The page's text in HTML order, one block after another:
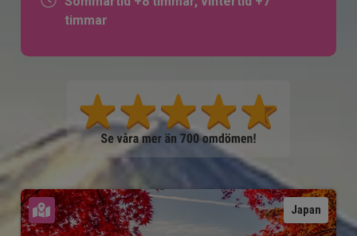
timmar
Japan
Se karta